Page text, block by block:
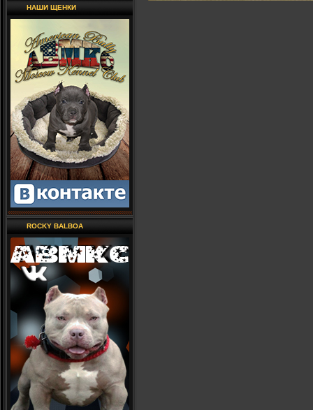
НАШИ ЩЕНКИ
ROCKY BALBOA